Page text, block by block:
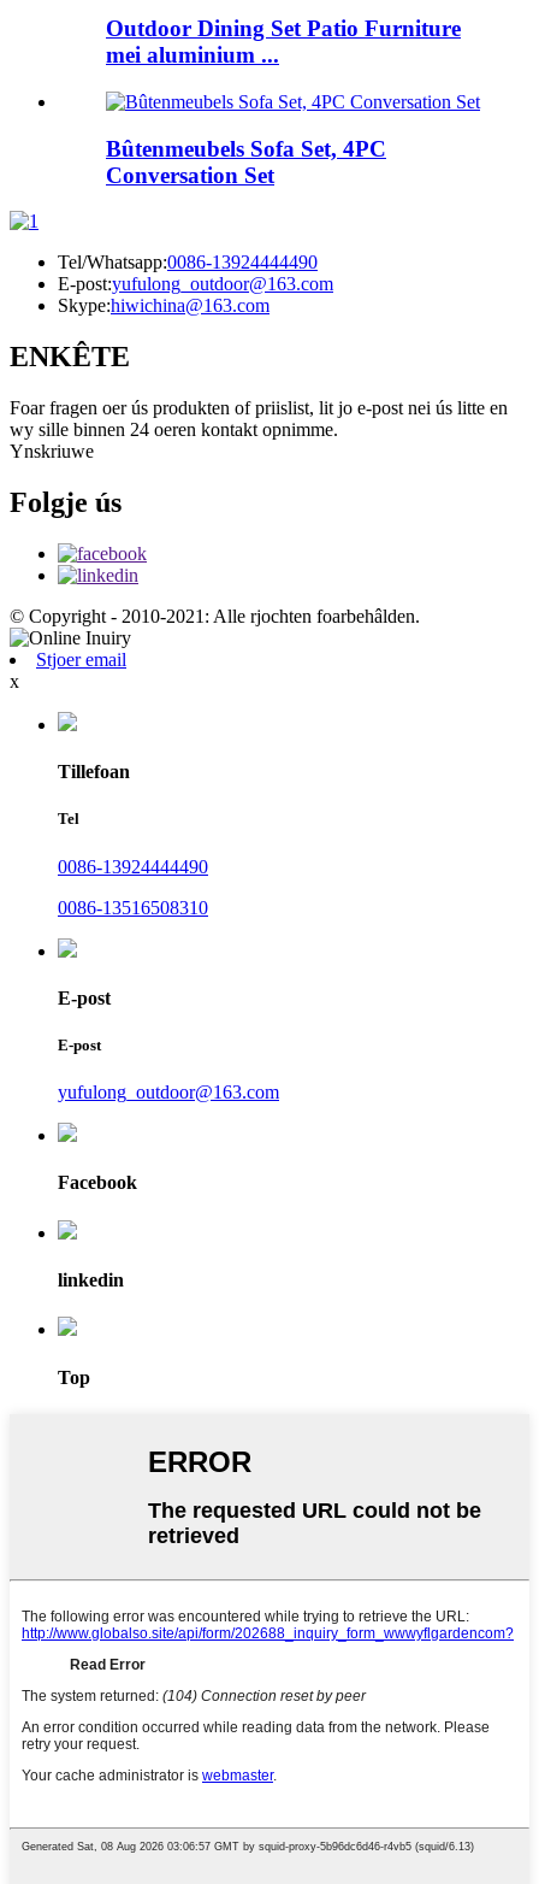
Outdoor Dining Set Patio Furniture
mei aluminium ...
Bûtenmeubels Sofa Set, 4PC
Conversation Set
Tel/Whatsapp:0086-13924444490
E-post:yufulong_outdoor@163.com
Skype:hiwichina@163.com
ENKÊTE
Foar fragen oer ús produkten of priislist, lit jo e-post nei ús litte en
wy sille binnen 24 oeren kontakt opnimme.
Ynskriuwe
Folgje ús
© Copyright - 2010-2021: Alle rjochten foarbehâlden.
Stjoer email
x
Tillefoan
Tel
0086-13924444490
0086-13516508310
E-post
E-post
yufulong_outdoor@163.com
Facebook
linkedin
Top